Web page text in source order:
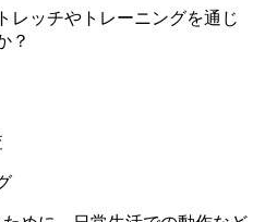
レッチやトレーニングを通じ
？